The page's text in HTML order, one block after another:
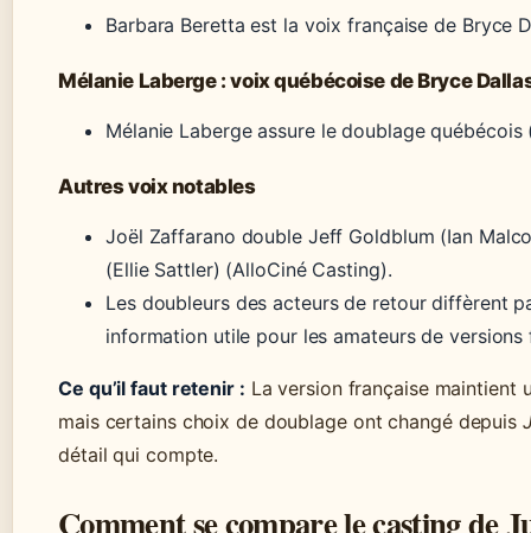
Barbara Beretta est la voix française de Bryce
Mélanie Laberge : voix québécoise de Bryce
Mélanie Laberge assure le doublage québécois
Autres voix notables
Joël Zaffarano double Jeff Goldblum (Ian
(Ellie Sattler) (AlloCiné Casting).
Les doubleurs des acteurs de retour diffèrent
information utile pour les amateurs de versions
Ce qu’il faut retenir : La version française maintient
mais certains choix de doublage ont changé depuis
détail qui compte.
Comment se compare le casting de